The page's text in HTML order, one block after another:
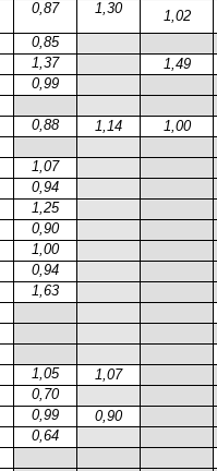
0,87 1,30
1,02
0,85
1,37
1,49
0,99
0,88 1,14
1,00
1,07
0,94
1,25
0,90
1,00
0,94
1,63
1,05
1,07
0,70
0,99
0,90
0,64